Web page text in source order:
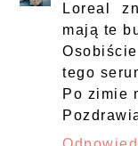
Loreal
mają te
tego
Po zimie